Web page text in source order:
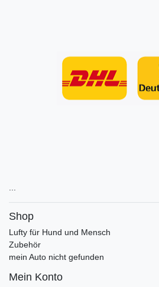
Shop
Lufty für Hund und Mensch
Zubehör
mein Auto nicht gefunden
Mein Konto